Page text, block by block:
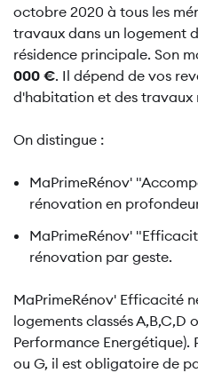
octobre 2020 à tous les
travaux dans un logement
résidence principale. Son
000 €. Il dépend de vos
d'habitation et des travaux
On distingue :
MaPrimeRénov'
rénovation en
MaPrimeRénov'
rénovation par geste.
MaPrimeRénov' Efficacité
logements classés A,B,C,D
Performance Energétique).
ou G, il est obligatoire de